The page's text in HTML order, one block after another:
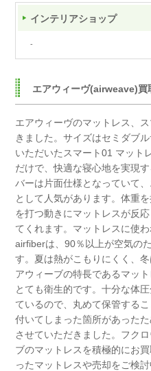
インテリアショップ
-
エアウィーヴ(airweave)買
エアウィーヴのマットレス、
きました。サイズはセミダブル
いただいたスマート01 マット
だけで、快適な寝心地を実現
バーは片面仕様となっていて
として人気があります。体重
を打つ動きにマットレスが反応
てくれます。 マットレスに使
airfiberは、90％以上が空気の
す。 夏は熱がこもりにくく、
アウィーブの特長であるマッ
とても衛生的です。十分な体
ているので、 丸めて保管する
付いてしまった箇所があった
させていただきました。 フク
ブのマットレスを積極的にお買
ったマットレスや売却をご検